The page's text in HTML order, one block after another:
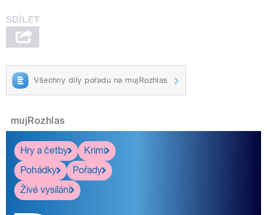
Všechny díly pořadu na mujRozhlas
mujRozhlas
Hry a četby
Krimi
Pohádky
Pořady
Živé vysílání